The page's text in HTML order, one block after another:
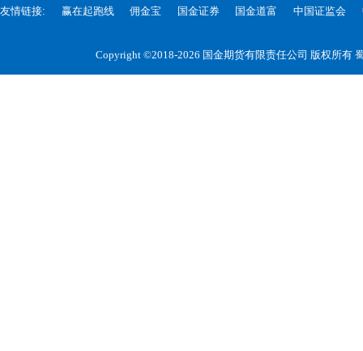
友情链接: 赢在起跑线 佣金宝 国金证券 国金道富 中国证监会
Copyright ©2018-2026 国金期货有限责任公司 版权所有